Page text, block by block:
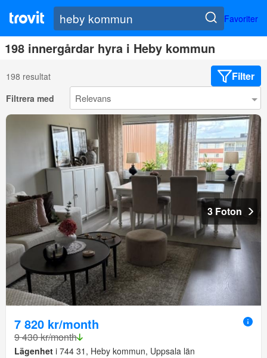
Favoriter
198 innergårdar hyra i Heby kommun
198 resultat Filter
Filtrera med
3 Foton
7 820 kr/month
9 430 kr/month
Lägenhet i 744 31, Heby kommun, Uppsala län